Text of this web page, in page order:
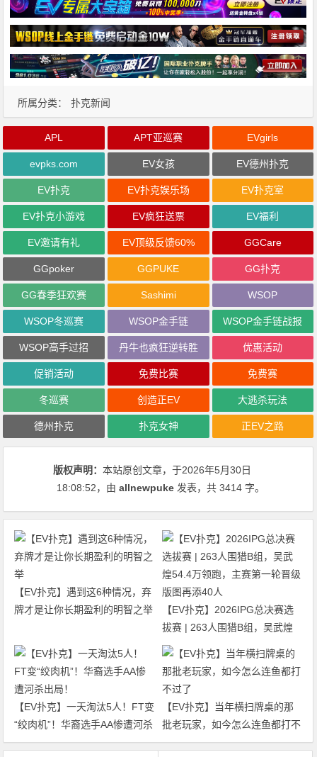
所属分类： 扑克新闻
APL APT亚巡赛 EVgirls
evpks.com EV女孩 EV德州扑克
EV扑克 EV扑克娱乐场 EV扑克室
EV扑克小游戏 EV疯狂送票 EV福利
EV邀请有礼 EV顶级反馈60% GGCare
GGpoker GGPUKE GG扑克
GG春季狂欢赛 Sashimi WSOP
WSOP冬巡赛 WSOP金手链 WSOP金手链战报
WSOP高手过招 丹牛也疯狂逆转胜 优惠活动
促销活动 免费比赛 免费赛
冬巡赛 创造正EV 大逃杀玩法
德州扑克 扑克女神 正EV之路
版权声明：本站原创文章，于2026年5月30日
18:08:52，由allnewpuke 发表，共 3414 字。
【EV扑克】遇到这6种情况，弃
牌才是让你长期盈利的明智之举
【EV扑克】2026IPG总决赛选
拔赛 | 263人围猎B组，吴武煌
54.4万领跑，主赛第一轮晋级版
【EV扑克】一天淘汰5人！FT变
“绞肉机”！华裔选手AA惨遭河杀
出局！
【EV扑克】当年横扫牌桌的那
批老玩家，如今怎么连鱼都打不
过了